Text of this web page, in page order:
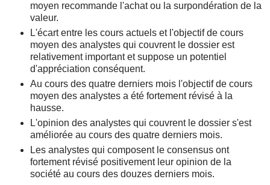
moyen recommande l'achat ou la surpondération de la
valeur.
L'écart entre les cours actuels et l'objectif de cours
moyen des analystes qui couvrent le dossier est
relativement important et suppose un potentiel
d'appréciation conséquent.
Au cours des quatre derniers mois l'objectif de cours
moyen des analystes a été fortement révisé à la
hausse.
L'opinion des analystes qui couvrent le dossier s'est
améliorée au cours des quatre derniers mois.
Les analystes qui composent le consensus ont
fortement révisé positivement leur opinion de la
société au cours des douzes derniers mois.